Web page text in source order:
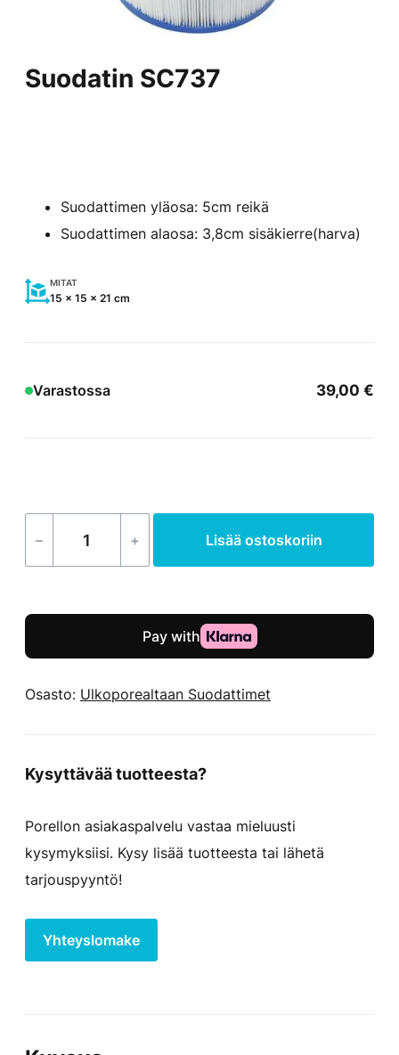
Suodatin SC737
Suodattimen yläosa: 5cm reikä
Suodattimen alaosa: 3,8cm sisäkierre(harva)
MITAT
15 x 15 x 21 cm
Varastossa 39,00 €
–
Suodatin
+ Lisää ostoskoriin
Osasto: Ulkoporealtaan Suodattimet
Kysyttävää tuotteesta?
Porellon asiakaspalvelu vastaa mieluusti
kysymyksiisi. Kysy lisää tuotteesta tai lähetä
tarjouspyyntö!
Yhteyslomake